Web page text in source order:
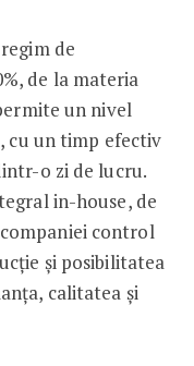
de
de la materia
un nivel
cu un timp efectiv
o zi de lucru.
in-house, de
control
și posibilitatea
calitatea și